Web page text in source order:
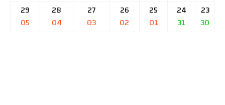
23
30
24
31
25
01
26
02
27
03
28
04
29
05